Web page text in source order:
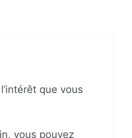
que vous
vous pouvez